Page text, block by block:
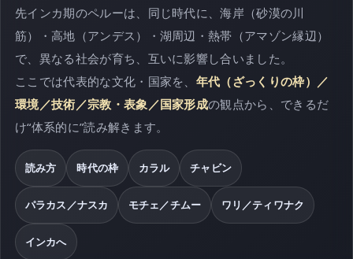
先インカ期のペルーは、同じ時代に、海岸（砂漠の川
筋）・高地（アンデス）・湖周辺・熱帯（アマゾン縁辺）
で、異なる社会が育ち、互いに影響し合いました。
ここでは代表的な文化・国家を、 年代（ざっくりの枠）／
環境／技術／宗教・表象／国家形成の観点から、できるだ
け“体系的に”読み解きます。
読み方 時代の枠 カラル チャビン
パラカス／ナスカ モチェ／チムー ワリ／ティワナク
インカへ